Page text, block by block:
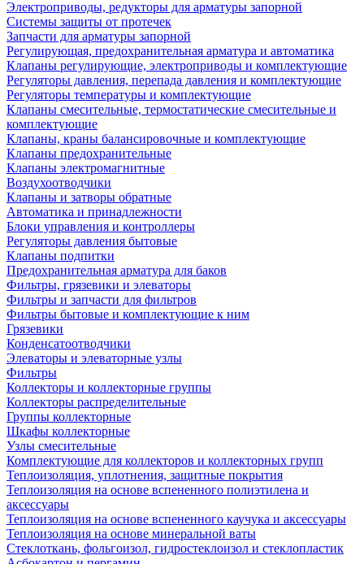
Электроприводы, редукторы для арматуры запорной
Системы защиты от протечек
Запчасти для арматуры запорной
Регулирующая, предохранительная арматура и автоматика
Клапаны регулирующие, электроприводы и комплектующие
Регуляторы давления, перепада давления и комплектующие
Регуляторы температуры и комплектующие
Клапаны смесительные, термостатические смесительные и
комплектующие
Клапаны, краны балансировочные и комплектующие
Клапаны предохранительные
Клапаны электромагнитные
Воздухоотводчики
Клапаны и затворы обратные
Автоматика и принадлежности
Блоки управления и контроллеры
Регуляторы давления бытовые
Клапаны подпитки
Предохранительная арматура для баков
Фильтры, грязевики и элеваторы
Фильтры и запчасти для фильтров
Фильтры бытовые и комплектующие к ним
Грязевики
Конденсатоотводчики
Элеваторы и элеваторные узлы
Фильтры
Коллекторы и коллекторные группы
Коллекторы распределительные
Группы коллекторные
Шкафы коллекторные
Узлы смесительные
Комплектующие для коллекторов и коллекторных групп
Теплоизоляция, уплотнения, защитные покрытия
Теплоизоляция на основе вспененного полиэтилена и
аксессуары
Теплоизоляция на основе вспененного каучука и аксессуары
Теплоизоляция на основе минеральной ваты
Стеклоткань, фольгоизол, гидростеклоизол и стеклопластик